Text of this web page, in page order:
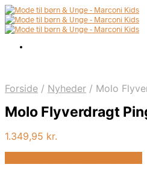
Forside / Nyheder / Molo
Molo Flyverdragt
1.349,95 kr.